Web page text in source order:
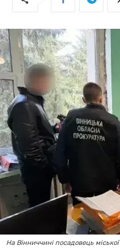
На Вінниччині посадовець